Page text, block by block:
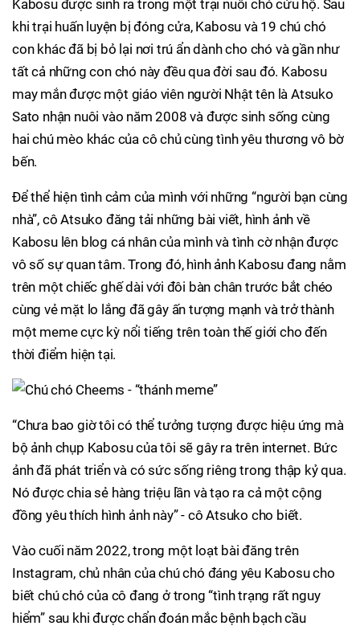
Kabosu được sinh ra trong một trại nuôi chó cứu hộ. Sau
khi trại huấn luyện bị đóng cửa, Kabosu và 19 chú chó
con khác đã bị bỏ lại nơi trú ẩn dành cho chó và gần như
tất cả những con chó này đều qua đời sau đó. Kabosu
may mắn được một giáo viên người Nhật tên là Atsuko
Sato nhận nuôi vào năm 2008 và được sinh sống cùng
hai chú mèo khác của cô chủ cùng tình yêu thương vô bờ
bến.
Để thể hiện tình cảm của mình với những “người bạn cùng
nhà”, cô Atsuko đăng tải những bài viết, hình ảnh về
Kabosu lên blog cá nhân của mình và tình cờ nhận được
vô số sự quan tâm. Trong đó, hình ảnh Kabosu đang nằm
trên một chiếc ghế dài với đôi bàn chân trước bắt chéo
cùng vẻ mặt lo lắng đã gây ấn tượng mạnh và trở thành
một meme cực kỳ nổi tiếng trên toàn thế giới cho đến
thời điểm hiện tại.
“Chưa bao giờ tôi có thể tưởng tượng được hiệu ứng mà
bộ ảnh chụp Kabosu của tôi sẽ gây ra trên internet. Bức
ảnh đã phát triển và có sức sống riêng trong thập kỷ qua.
Nó được chia sẻ hàng triệu lần và tạo ra cả một cộng
đồng yêu thích hình ảnh này” - cô Atsuko cho biết.
Vào cuối năm 2022, trong một loạt bài đăng trên
Instagram, chủ nhân của chú chó đáng yêu Kabosu cho
biết chú chó của cô đang ở trong “tình trạng rất nguy
hiểm” sau khi được chẩn đoán mắc bệnh bạch cầu